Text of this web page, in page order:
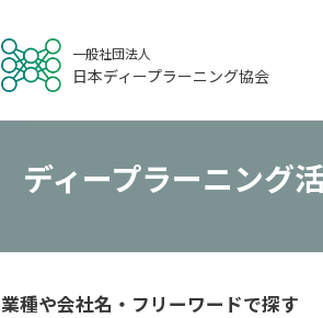
一般社団法人
日本ディープラーニング協会
ディープラーニング
業種や会社名・フリーワードで探す